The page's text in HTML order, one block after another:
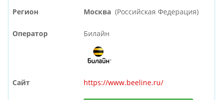
Регион Москва (Российская Федерация)
Оператор Билайн
Сайт https://www.beeline.ru/